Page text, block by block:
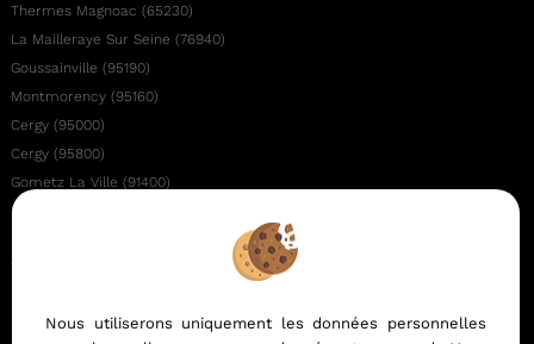
Thermes Magnoac (65230)
La Mailleraye Sur Seine (76940)
Goussainville (95190)
Montmorency (95160)
Cergy (95000)
Cergy (95800)
Gometz La Ville (91400)
Drancy (93700)
Therines (60380)
Saint Crepin Ibouvillers (60149)
Paris 19eme Arrondissement (75019)
Nous utiliserons uniquement les données personnelles